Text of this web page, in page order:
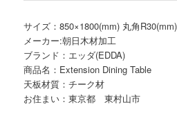
サイズ：850×1800(mm) 丸角R30(mm)
メーカー:朝日木材加工
ブランド：エッダ(EDDA)
商品名：Extension Dining Table
天板材質：チーク材
お住まい：東京都 東村山市